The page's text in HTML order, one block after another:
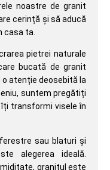
noastre de granit
cerință și să aducă
casa ta.
pietrei naturale
bucată de granit
atenție deosebită la
suntem pregătiți
transformi visele în
sau blaturi și
alegerea ideală.
granitul este